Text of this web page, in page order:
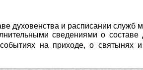
духовенства и расписании служб
сведениями о
на приходе, о святынях